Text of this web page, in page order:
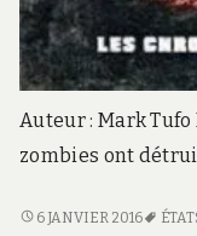
Auteur : Mark
zombies ont
ZOMBIE
6 JANVIER 2016